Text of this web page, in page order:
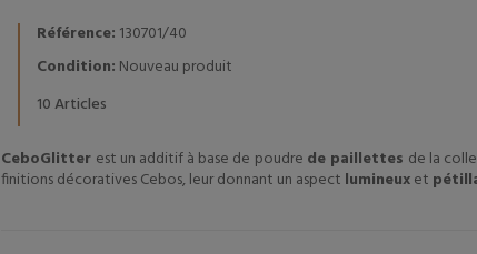
Référence: 130701/40
Condition: Nouveau produit
10Articles
CeboGlitter est un additif à base de poudre de paillettes de la
finitions décoratives Cebos, leur donnant un aspect lumineuxet